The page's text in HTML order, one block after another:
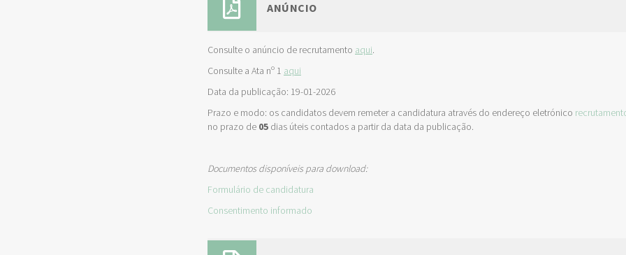
ANÚNCIO
Consulte o anúncio de recrutamento aqui.
Consulte a Ata nº 1 aqui
Data da publicação: 19-01-2026
Prazo e modo: os candidatos devem remeter a candidatura através do endereço eletrónico
no prazo de 05 dias úteis contados a partir da data da publicação.
Documentos disponíveis para download:
Formulário de candidatura
Consentimento informado